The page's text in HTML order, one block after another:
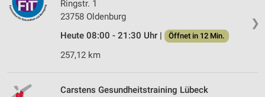
❯
Ringstr. 1
23758 Oldenburg
Heute 08:00 - 21:30 Uhr |
Öffnet in 12 Min.
257,12 km
Carstens Gesundheitstraining Lübeck